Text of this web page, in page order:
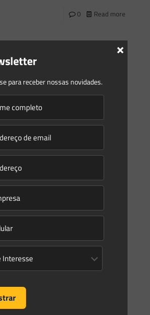
0 Read more
Estadual: Rio Grande do Sul
Nº 423, DE 16 DE MAIO DE 2024 Dispõe
na FEPAM,
on
Federal
E AEROPORTOSAGÊNCIA NACIONAL
ANAC No 743, DE 15 DE MAIO
o monitoramento e a compensação
Read more
Prev page
para receber nossas novidades.
×